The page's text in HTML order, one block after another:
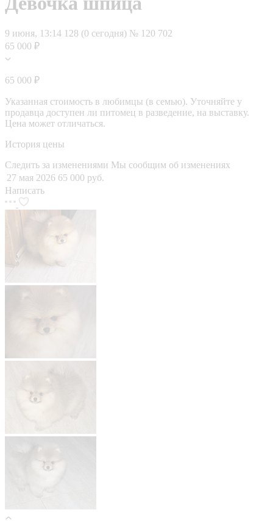
9 июня, 13:14 128 (0 сегодня) № 120 702
65 000 ₽
65 000 ₽
Указанная стоимость в любимцы (в семью). Уточняйте у
продавца доступен ли питомец в разведение, на выставку.
Цена может отличаться.
История цены
Следить за изменениями Мы сообщим об изменениях
27 мая 2026 65 000 руб.
Написать